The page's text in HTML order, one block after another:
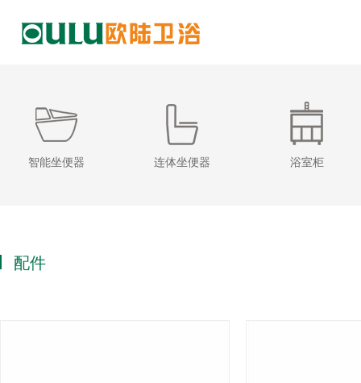
智能坐便器 连体坐便器 浴室柜
配件